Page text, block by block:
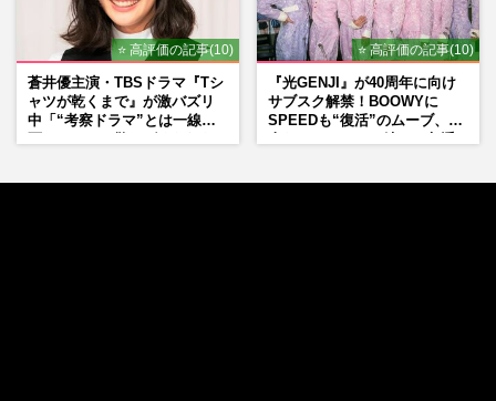
⭐ 高評価の記事(10)
蒼井優主演・TBSドラマ『Tシ
ャツが乾くまで』が激バズリ
中「“考察ドラマ”とは一線を
⭐ 高評価の記事(10)
『光GENJI』が40周年に向け
サブスク解禁！BOOWYに
SPEEDも“復活”のムーブ、本